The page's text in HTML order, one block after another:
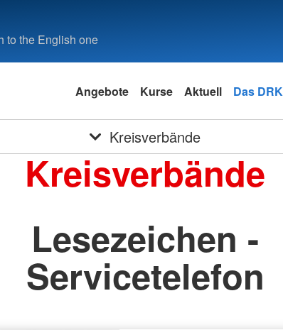
to the English one
Angebote Kurse Aktuell Das DRK
Kreisverbände
Kreisverbände
Lesezeichen -
Servicetelefon